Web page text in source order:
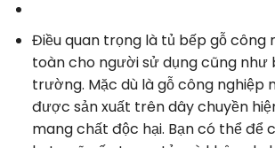
Điều quan trọng là tủ bếp gỗ công
toàn cho người sử dụng cũng như
trường. Mặc dù là gỗ công nghiệp
được sản xuất trên dây chuyền
mang chất độc hại. Bạn có thể để